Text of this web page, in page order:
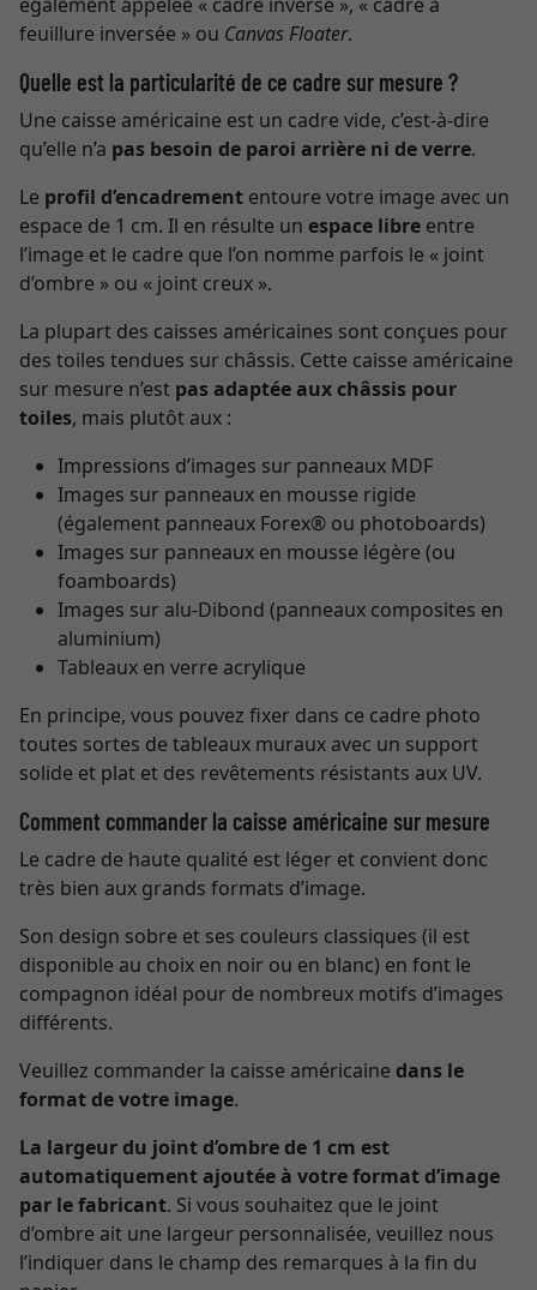
feuillure inversée » ou Canvas Floater.
Quelle est la particularité de ce cadre sur mesure ?
Une caisse américaine est un cadre vide, c’est-à-dire
qu’elle n’a pas besoin de paroi arrière ni de verre.
Le profil d’encadrement entoure votre image avec un
espace de 1 cm. Il en résulte un espace libre entre
l’image et le cadre que l’on nomme parfois le « joint
d’ombre » ou « joint creux ».
La plupart des caisses américaines sont conçues pour
des toiles tendues sur châssis. Cette caisse américaine
sur mesure n’est pas adaptée aux châssis pour
toiles, mais plutôt aux :
Impressions d’images sur panneaux MDF
Images sur panneaux en mousse rigide
(également panneaux Forex® ou photoboards)
Images sur panneaux en mousse légère (ou
foamboards)
Images sur alu-Dibond (panneaux composites en
aluminium)
Tableaux en verre acrylique
En principe, vous pouvez fixer dans ce cadre photo
toutes sortes de tableaux muraux avec un support
solide et plat et des revêtements résistants aux UV.
Comment commander la caisse américaine sur mesure
Le cadre de haute qualité est léger et convient donc
très bien aux grands formats d’image.
Son design sobre et ses couleurs classiques (il est
disponible au choix en noir ou en blanc) en font le
compagnon idéal pour de nombreux motifs d’images
différents.
Veuillez commander la caisse américaine dans le
format de votre image.
La largeur du joint d’ombre de 1 cm est
automatiquement ajoutée à votre format d’image
par le fabricant. Si vous souhaitez que le joint
d’ombre ait une largeur personnalisée, veuillez nous
l’indiquer dans le champ des remarques à la fin du